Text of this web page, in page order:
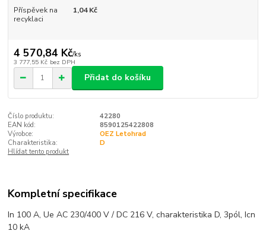
Příspěvek na
recyklaci
1,04 Kč
4 570,84 Kč/ks
3 777,55 Kč bez DPH
Přidat do košíku
Číslo produktu:
42280
EAN kód:
8590125422808
Výrobce:
OEZ Letohrad
Charakteristika:
D
Hlídat tento produkt
Kompletní specifikace
In 100 A, Ue AC 230/400 V / DC 216 V, charakteristika D, 3pól, Icn
10 kA